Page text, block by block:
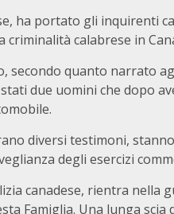
ha portato gli inquirenti
calabrese in
secondo quanto narrato
due uomini che dopo
diversi testimoni,
degli esercizi
canadese, rientra
Famiglia. Una lunga